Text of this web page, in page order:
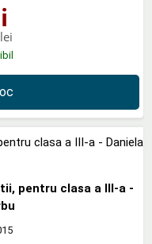
pentru clasa a III-a -